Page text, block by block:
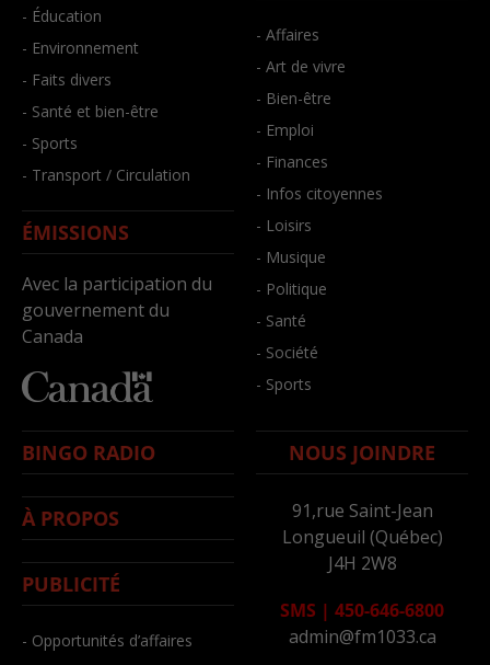
- Éducation
- Environnement
- Faits divers
- Santé et bien-être
- Sports
- Transport / Circulation
ÉMISSIONS
Avec la participation du
gouvernement du
Canada
- Affaires
- Art de vivre
- Bien-être
- Emploi
- Finances
- Infos citoyennes
- Loisirs
- Musique
- Politique
- Santé
- Société
- Sports
BINGO RADIO
À PROPOS
PUBLICITÉ
- Opportunités d’affaires
NOUS JOINDRE
91,rue Saint-Jean
Longueuil (Québec)
J4H 2W8
SMS | 450-646-6800
admin@fm1033.ca